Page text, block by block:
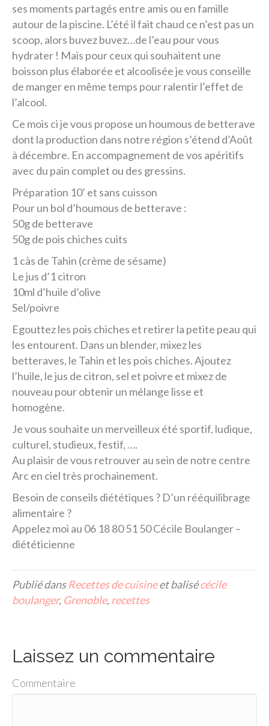
ses moments partagés entre amis ou en famille
autour de la piscine. L’été il fait chaud ce n’est pas un
scoop, alors buvez buvez…de l’eau pour vous
hydrater ! Mais pour ceux qui souhaitent une
boisson plus élaborée et alcoolisée je vous conseille
de manger en même temps pour ralentir l’effet de
l’alcool.
Ce mois ci je vous propose un houmous de betterave
dont la production dans notre région s’étend d’Août
à décembre. En accompagnement de vos apéritifs
avec du pain complet ou des gressins.
Préparation 10’ et sans cuisson
Pour un bol d’houmous de betterave :
50g de betterave
50g de pois chiches cuits
1 càs de Tahin (crème de sésame)
Le jus d’1 citron
10ml d’huile d’olive
Sel/poivre
Egouttez les pois chiches et retirer la petite peau qui
les entourent. Dans un blender, mixez les
betteraves, le Tahin et les pois chiches. Ajoutez
l’huile, le jus de citron, sel et poivre et mixez de
nouveau pour obtenir un mélange lisse et
homogène.
Je vous souhaite un merveilleux été sportif, ludique,
culturel, studieux, festif, ….
Au plaisir de vous retrouver au sein de notre centre
Arc en ciel très prochainement.
Besoin de conseils diététiques ? D’un rééquilibrage
alimentaire ?
Appelez moi au 06 18 80 51 50 Cécile Boulanger –
diététicienne
Publié dansRecettes de cuisineet balisécécile
boulanger, Grenoble,recettes
Laissez un commentaire
Commentaire